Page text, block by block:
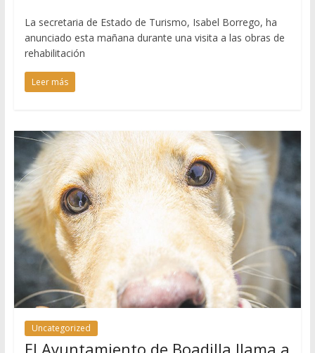
La secretaria de Estado de Turismo, Isabel Borrego, ha
anunciado esta mañana durante una visita a las obras de
rehabilitación
Leer más
Uncategorized